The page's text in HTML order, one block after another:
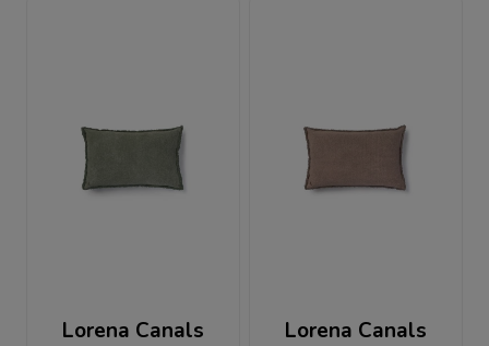
Lorena Canals
Lorena Canals